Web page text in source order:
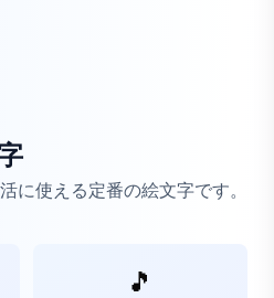
に使える定番の絵文字です。
🎵